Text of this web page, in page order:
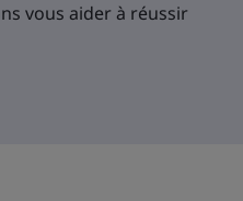
vous aider à réussir